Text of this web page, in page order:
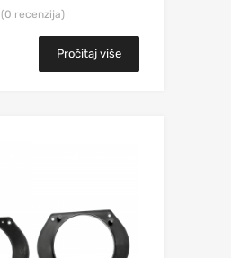
(0 recenzija)
Pročitaj više